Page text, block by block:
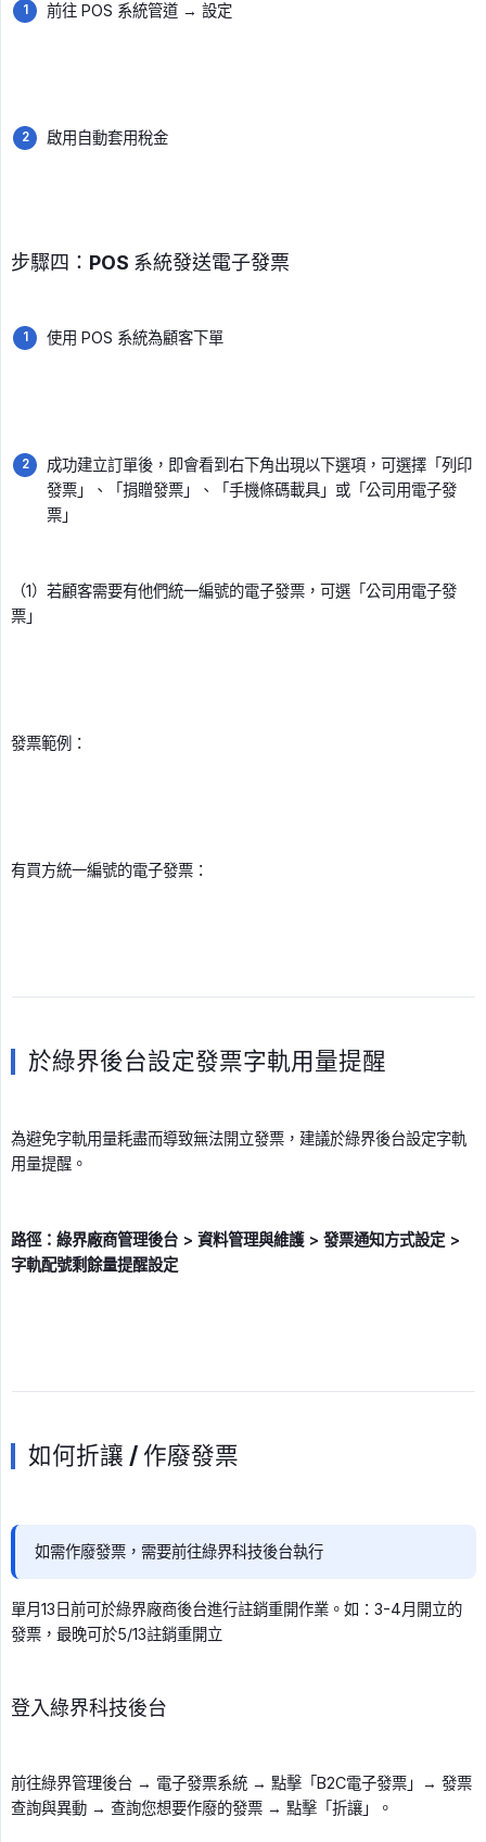
前往 POS 系統管道 → 設定
啟用自動套用稅金
步驟四：POS 系統發送電子發票
使用 POS 系統為顧客下單
成功建立訂單後，即會看到右下角出現以下選項，可選擇「列印
發票」、「捐贈發票」、「手機條碼載具」或「公司用電子發
票」
（1）若顧客需要有他們統一編號的電子發票，可選「公司用電子發
票」
發票範例：
有買方統一編號的電子發票：
於綠界後台設定發票字軌用量提醒
為避免字軌用量耗盡而導致無法開立發票，建議於綠界後台設定字軌
用量提醒。
路徑：綠界廠商管理後台 > 資料管理與維護 > 發票通知方式設定 >
字軌配號剩餘量提醒設定
如何折讓 / 作廢發票
如需作廢發票，需要前往綠界科技後台執行
單月13日前可於綠界廠商後台進行註銷重開作業。如：3-4月開立的
發票，最晚可於5/13註銷重開立
登入綠界科技後台
前往綠界管理後台 → 電子發票系統 → 點擊「B2C電子發票」→ 發票
查詢與異動 → 查詢您想要作廢的發票 → 點擊「折讓」。